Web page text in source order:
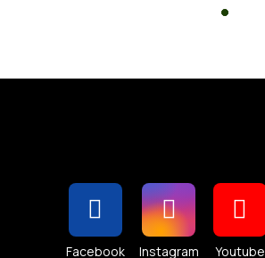
Facebook Instagram Youtube